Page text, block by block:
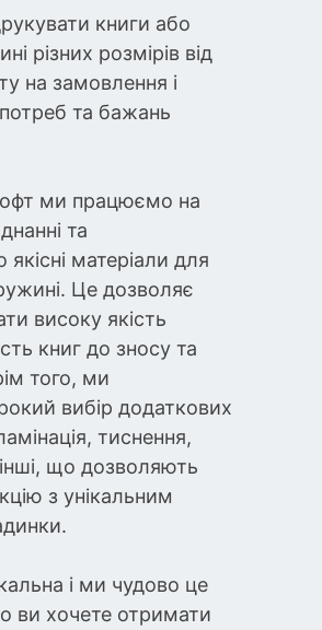
книги або
різних розмірів від
на замовлення і
та бажань
ми працюємо на
та
матеріали для
Це дозволяє
високу якість
книг до зносу та
того, ми
вибір додаткових
тиснення,
що дозволяють
з унікальним
і ми чудово це
ви хочете отримати